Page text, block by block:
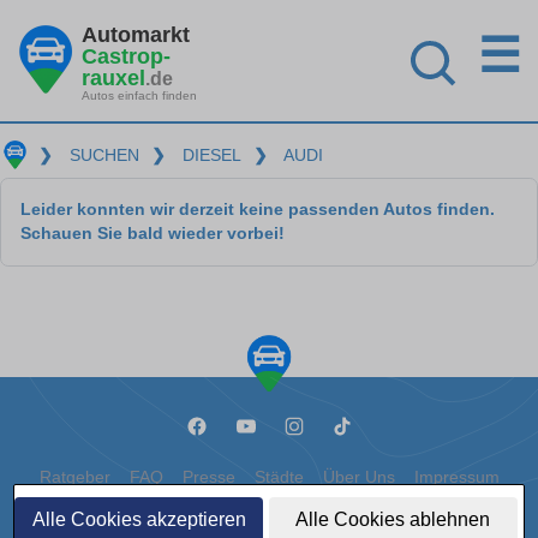
Alle Cookies akzeptieren Alle Cookies ablehnen
Automarkt
Castrop-
rauxel .de
Autos einfach finden
☰
❯ SUCHEN ❯ DIESEL ❯ AUDI
Leider konnten wir derzeit keine passenden Autos finden.
Schauen Sie bald wieder vorbei!
Ratgeber FAQ Presse Städte Über Uns Impressum
Datenschutz Cookies